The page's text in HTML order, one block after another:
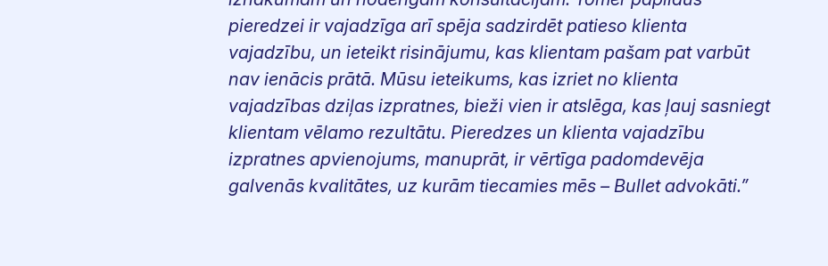
pieredzei ir vajadzīga arī spēja sadzirdēt patieso klienta
vajadzību, un ieteikt risinājumu, kas klientam pašam pat varbūt
nav ienācis prātā. Mūsu ieteikums, kas izriet no klienta
vajadzības dziļas izpratnes, bieži vien ir atslēga, kas ļauj sasniegt
klientam vēlamo rezultātu. Pieredzes un klienta vajadzību
izpratnes apvienojums, manuprāt, ir vērtīga padomdevēja
galvenās kvalitātes, uz kurām tiecamies mēs – Bullet advokāti.”